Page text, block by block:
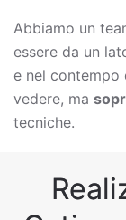
Abbiamo un
essere da un
e nel contempo
vedere, ma
tecniche.